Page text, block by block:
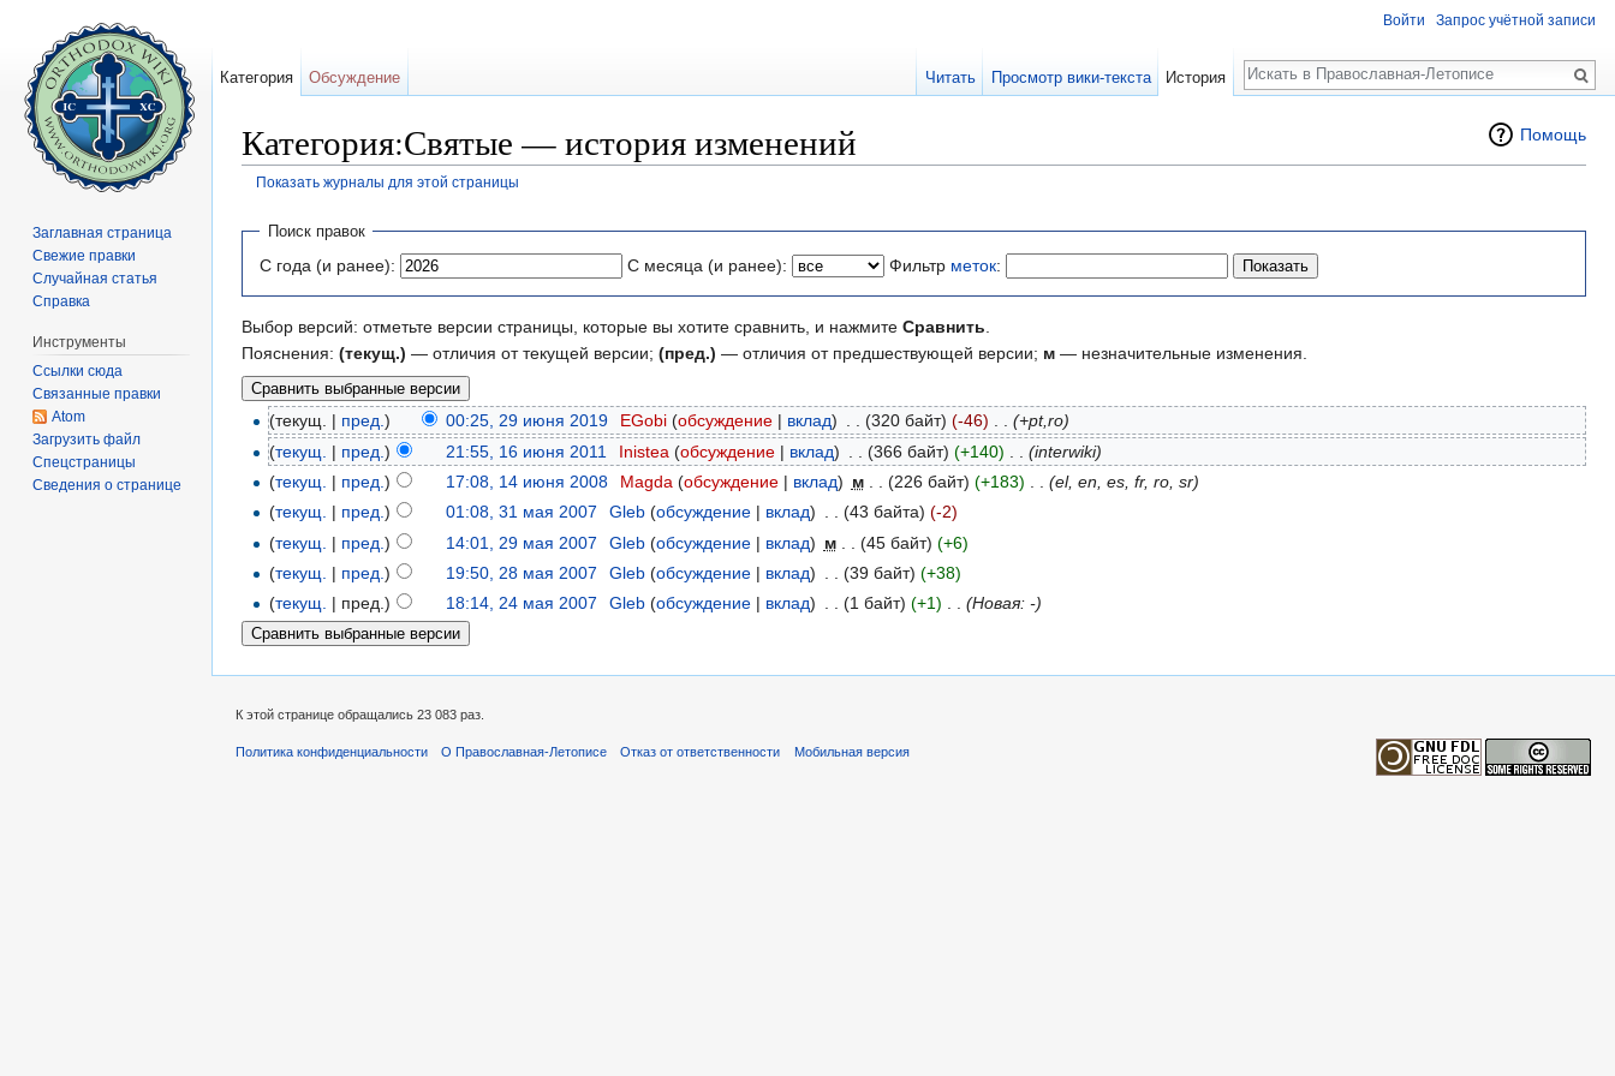
Помощь
Категория:Святые — история изменений
Показать журналы для этой страницы
Поиск правок
С года (и ранее): С месяца (и ранее): Фильтр меток:
Выбор версий: отметьте версии страницы, которые вы хотите сравнить, и нажмите Сравнить
Пояснения: (текущ.) — отличия от текущей версии; (пред.) — отличия от предшествующей версии; м — незначительные изменения.
(текущ. | пред.) 00:25, 29 июня 2019 EGobi (обсуждение| вклад) (320 байт) (-46)
(+pt,ro)
(текущ. | пред.) 21:55, 16 июня 2011 Inistea (обсуждение| вклад) (366 байт) (+140)
(interwiki)
(текущ. | пред.) 17:08, 14 июня 2008 Magda (обсуждение| вклад) м (226 байт) (+183)
(el, en, es, fr, ro, sr)
(текущ. | пред.) 01:08, 31 мая 2007 Gleb (обсуждение| вклад) . . (43 байта) (-2)
(текущ. | пред.) 14:01, 29 мая 2007 Gleb (обсуждение| вклад) м (45 байт) (+6)
(текущ. | пред.) 19:50, 28 мая 2007 Gleb (обсуждение| вклад) (39 байт) (+38)
(текущ. | пред.) 18:14, 24 мая 2007 Gleb (обсуждение| вклад) . . (1 байт) (+1) . . (Новая: -)
Войти Запрос учётной записи
Категория Обсуждение Читать Просмотр вики-текста История
Поиск
Заглавная страница
Свежие правки
Случайная статья
Справка
Инструменты
Ссылки сюда
Связанные правки
Atom
Загрузить файл
Спецстраницы
Сведения о странице
К этой странице обращались 23 083 раз.
Политика конфиденциальности О Православная-Летописе Отказ от ответственности Мобильная версия